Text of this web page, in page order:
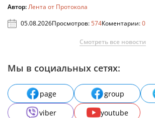
Автор:Лента от Протокола
05.08.2026Просмотров:574Коментарии:0
Смотреть все новости
Мы в социальных сетях:
page group
viber
youtube